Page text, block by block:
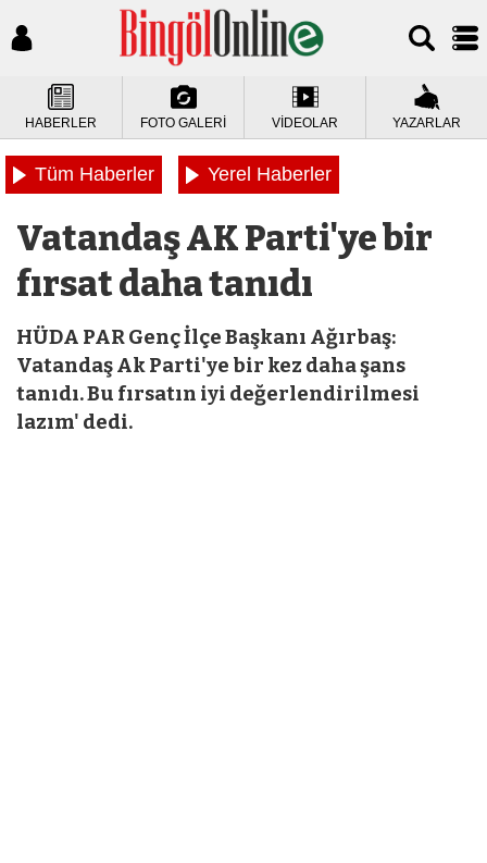
HABERLER FOTO GALERİ VİDEOLAR YAZARLAR
Tüm Haberler Yerel Haberler
Vatandaş AK Parti'ye bir
fırsat daha tanıdı
HÜDA PAR Genç İlçe Başkanı Ağırbaş:
Vatandaş Ak Parti'ye bir kez daha şans
tanıdı. Bu fırsatın iyi değerlendirilmesi
lazım' dedi.